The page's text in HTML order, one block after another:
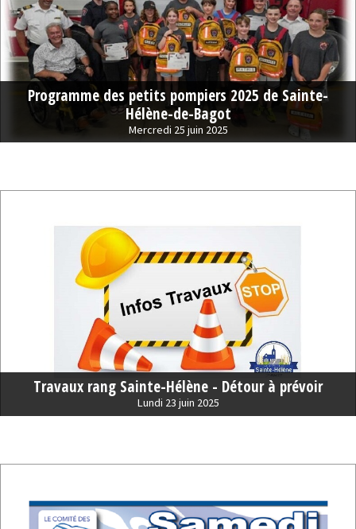
Programme des petits pompiers 2025 de Sainte-
Hélène-de-Bagot
Mercredi 25 juin 2025
Travaux rang Sainte-Hélène - Détour à prévoir
Lundi 23 juin 2025